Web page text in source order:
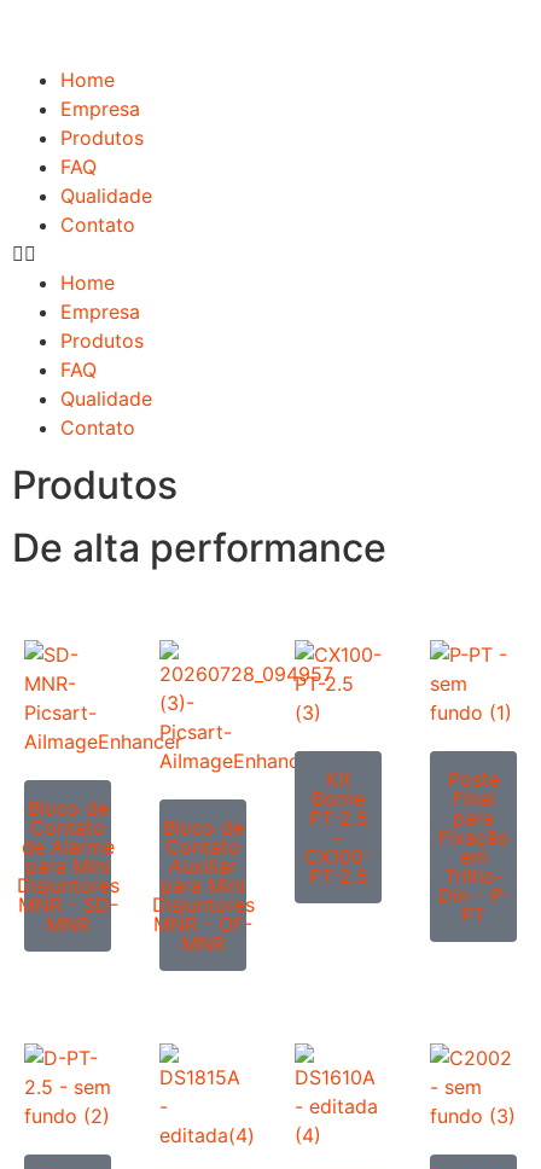
Home
Empresa
Produtos
FAQ
Qualidade
Contato
Home
Empresa
Produtos
FAQ
Qualidade
Contato
Produtos
De alta performance
Bloco de
Contato
de Alarme
para Mini
Disjuntores
MNR – SD-
MNR
Bloco de
Contato
Auxiliar
para Mini
Disjuntores
MNR – OF-
MNR
Kit
Borne
PT-2.5
–
CX100-
PT-2.5
Poste
Final
para
Fixação
em
Trilho-
Din – P-
PT